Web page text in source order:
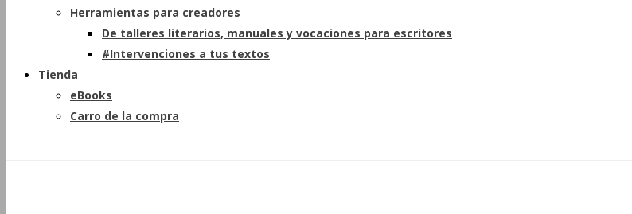
Herramientas para creadores
De talleres literarios, manuales y vocaciones para escritores
#Intervenciones a tus textos
Tienda
eBooks
Carro de la compra